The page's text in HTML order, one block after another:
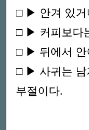
□ ▶ 안겨 있거
□ ▶ 커피보다
□ ▶ 뒤에서 안
□ ▶ 사귀는 남
부절이다.